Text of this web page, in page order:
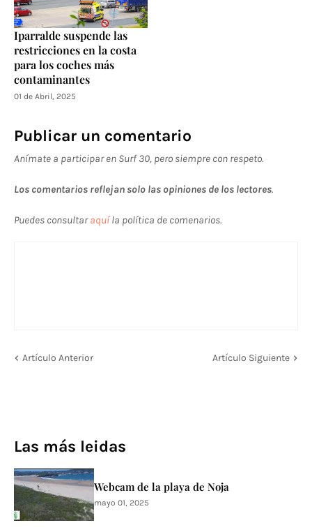
Iparralde suspende las
restricciones en la costa
para los coches más
contaminantes
01 de Abril, 2025
Publicar un comentario
Anímate a participar en Surf 30, pero siempre con respeto.
Los comentarios reflejan solo las opiniones de los lectores.
Puedes consultaraquíla política de comenarios.
Artículo Anterior Artículo Siguiente
Las más leidas
Webcam de la playa de Noja
mayo 01, 2025